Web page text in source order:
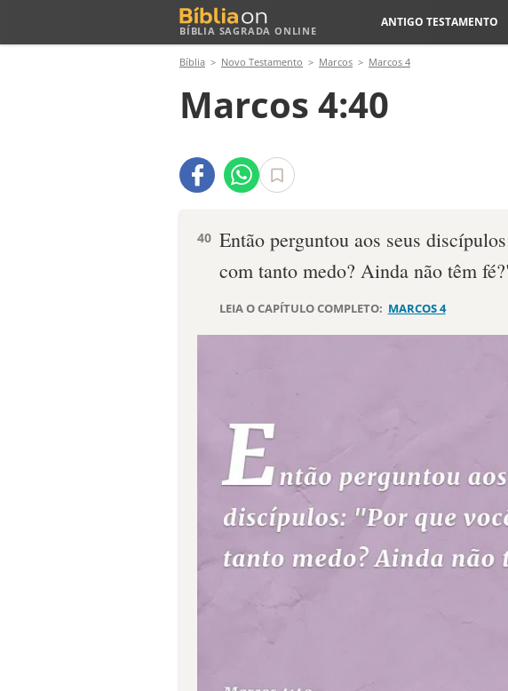
BÍBLIA SAGRADA ONLINE
ANTIGO TESTAMENTO
Bíblia Novo Testamento Marcos Marcos 4
Marcos 4:40
40 Então perguntou aos seus
com tanto medo? Ainda não têm
LEIA O CAPÍTULO COMPLETO: MARCOS 4